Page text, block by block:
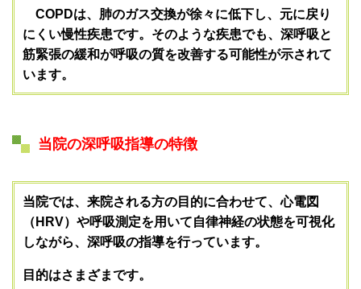
COPDは、肺のガス交換が徐々に低下し、元に戻り
にくい慢性疾患です。そのような疾患でも、 深呼吸と
筋緊張の緩和が呼吸の質を改善する可能性が示されて
います。
当院の深呼吸指導の特徴
当院では、来院される方の目的に合わせて、心電図
（HRV）や呼吸測定を用いて自律神経の状態を可視化
しながら、深呼吸の指導を行っています。
目的はさまざまです。